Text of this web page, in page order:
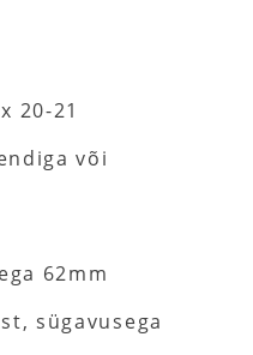
20-21
või
62mm
sügavusega